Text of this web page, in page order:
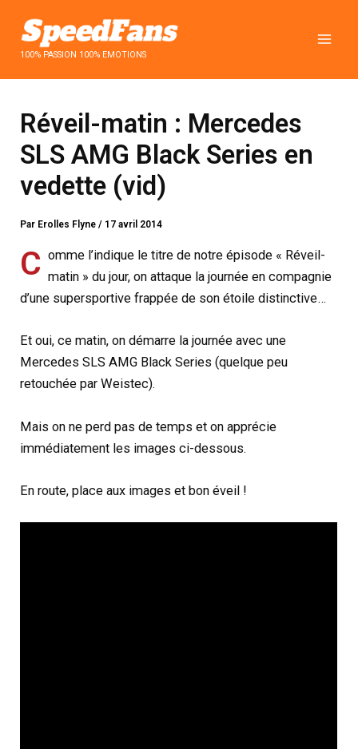
contenu100% PASSION 100% EMOTIONS
Réveil-matin : Mercedes
SLS AMG Black Series en
vedette (vid)
Par Erolles Flyne/ 17 avril 2014
C omme l’indique le titre de notre épisode « Réveil-
matin » du jour, on attaque la journée en compagnie
d’une supersportive frappée de son étoile distinctive…
Et oui, ce matin, on démarre la journée avec une
Mercedes SLS AMG Black Series (quelque peu
retouchée par Weistec).
Mais on ne perd pas de temps et on apprécie
immédiatement les images ci-dessous.
En route, place aux images et bon éveil !